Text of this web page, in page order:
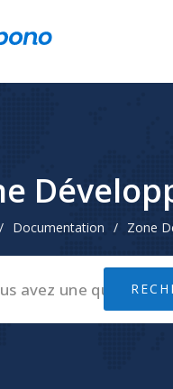
/ Documentation / Zone